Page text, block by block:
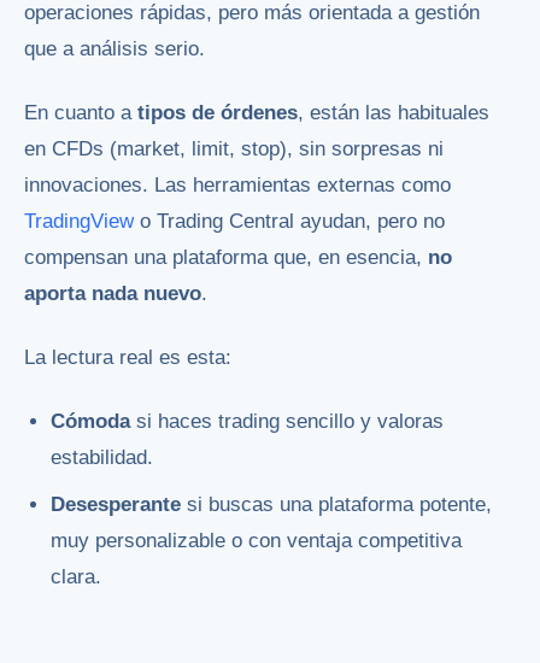
operaciones rápidas, pero más orientada a gestión
que a análisis serio.
En cuanto a tipos de órdenes, están las habituales
en CFDs (market, limit, stop), sin sorpresas ni
innovaciones. Las herramientas externas como
TradingViewo Trading Central ayudan, pero no
compensan una plataforma que, en esencia, no
aporta nada nuevo.
La lectura real es esta:
Cómodasi haces trading sencillo y valoras
estabilidad.
Desesperante si buscas una plataforma potente,
muy personalizable o con ventaja competitiva
clara.